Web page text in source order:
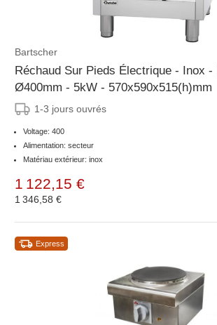
Bartscher
Réchaud Sur Pieds Électrique - Inox -
Ø400mm - 5kW - 570x590x515(h)mm
1-3 jours ouvrés
Voltage: 400
Alimentation: secteur
Matériau extérieur: inox
1 122,15 €
1 346,58 €
Express